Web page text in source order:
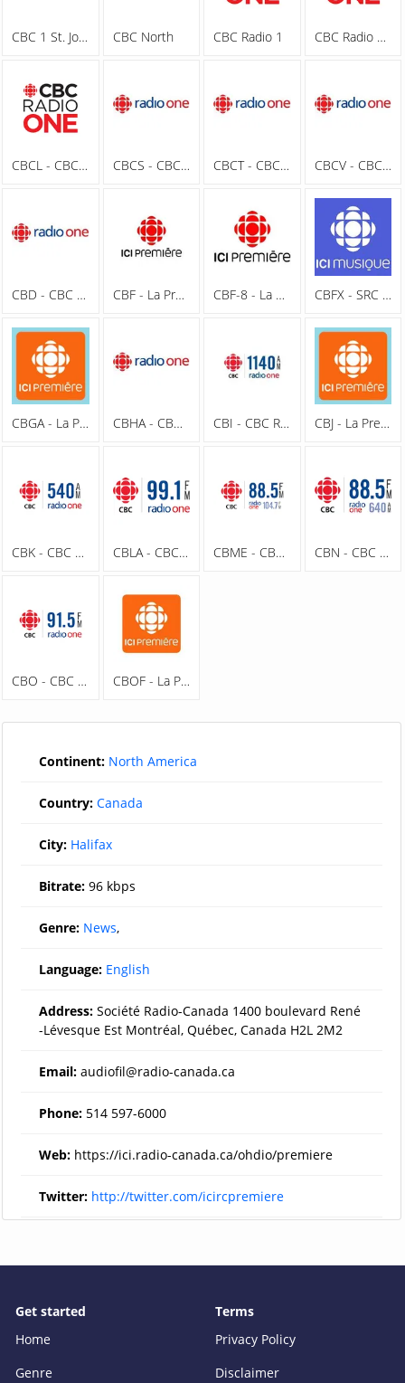
CBC 1 St. Johns CBC North CBC Radio 1 CBC Radio One
CBCL - CBC Radio One 93.5 FM CBCS - CBC Radio One 99.9 FM CBCT - CBC Radio One 96.1 FM CBCV - CBC Radio One 90.5 FM
CBD - CBC Radio One 91.3 FM CBF - La Première Chaîne CBF-8 - La Première Chaîne 88.1 FM CBFX - SRC Espace Musique 100.7 FM
CBGA - La Première Chaîne 102.1 FM CBHA - CBC Radio One 90.5 FM CBI - CBC Radio One 1140 AM CBJ - La Première Chaîne 93.7 FM
CBK - CBC Radio One 540 AM CBLA - CBC Radio One 99.1 FM CBME - CBC Radio One 88.5 FM CBN - CBC Radio One 640 AM
CBO - CBC Radio One 91.5 FM CBOF - La Première Chaîne 90.7 FM
Continent: North America
Country: Canada
City: Halifax
Bitrate: 96 kbps
Genre: News,
Language: English
Address: Société Radio-Canada 1400 boulevard René
-Lévesque Est Montréal, Québec, Canada H2L 2M2
Email: audiofil@radio-canada.ca
Phone: 514 597-6000
Web: https://ici.radio-canada.ca/ohdio/premiere
Twitter: http://twitter.com/icircpremiere
Get started
Home
Genre
Terms
Privacy Policy
Disclaimer